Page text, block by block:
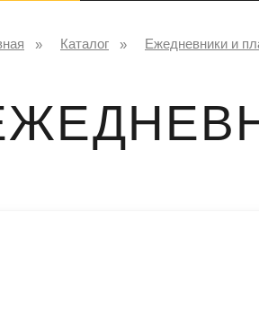
Каталог Ежедневники и